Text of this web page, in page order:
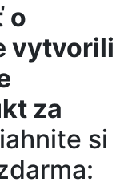
o
vytvorili
za
si